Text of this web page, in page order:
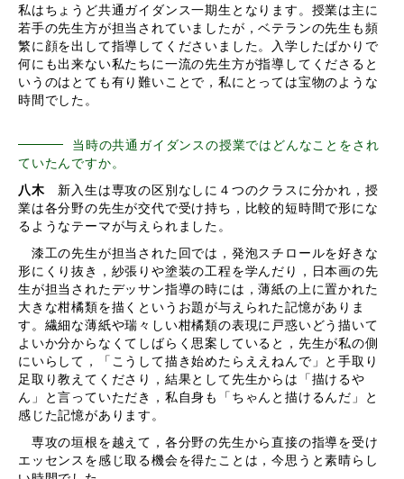
私はちょうど共通ガイダンス一期生となります。授業は主に
若手の先生方が担当されていましたが，ベテランの先生も頻
繁に顔を出して指導してくださいました。入学したばかりで
何にも出来ない私たちに一流の先生方が指導してくださると
いうのはとても有り難いことで，私にとっては宝物のような
時間でした。
当時の共通ガイダンスの授業ではどんなことをされ
ていたんですか。
八木 新入生は専攻の区別なしに４つのクラスに分かれ，授
業は各分野の先生が交代で受け持ち，比較的短時間で形にな
るようなテーマが与えられました。
漆工の先生が担当された回では，発泡スチロールを好きな
形にくり抜き，紗張りや塗装の工程を学んだり，日本画の先
生が担当されたデッサン指導の時には，薄紙の上に置かれた
大きな柑橘類を描くというお題が与えられた記憶がありま
す。繊細な薄紙や瑞々しい柑橘類の表現に戸惑いどう描いて
よいか分からなくてしばらく思案していると，先生が私の側
にいらして，「こうして描き始めたらええねんで」と手取り
足取り教えてくださり，結果として先生からは「描けるや
ん」と言っていただき，私自身も「ちゃんと描けるんだ」と
感じた記憶があります。
専攻の垣根を越えて，各分野の先生から直接の指導を受け
エッセンスを感じ取る機会を得たことは，今思うと素晴らし